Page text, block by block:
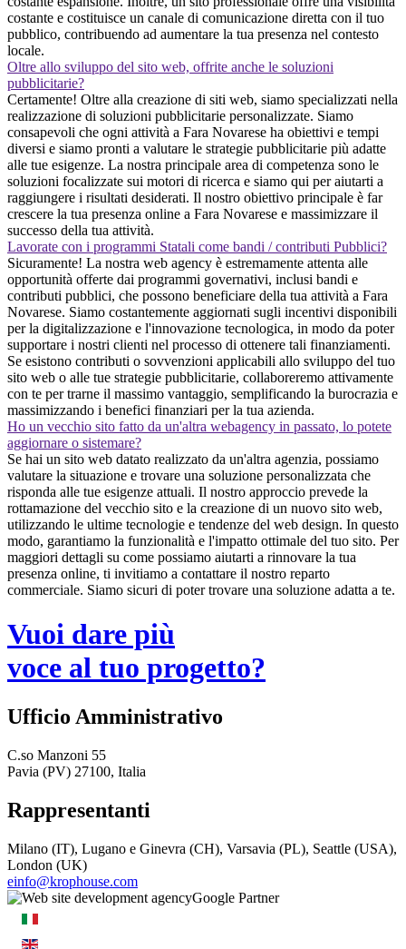
costante e costituisce un canale di comunicazione diretta con il tuo
pubblico, contribuendo ad aumentare la tua presenza nel contesto
locale.
Oltre allo sviluppo del sito web, offrite anche le soluzioni
pubblicitarie?
Certamente! Oltre alla creazione di siti web, siamo specializzati nella
realizzazione di soluzioni pubblicitarie personalizzate. Siamo
consapevoli che ogni attività a Fara Novarese ha obiettivi e tempi
diversi e siamo pronti a valutare le strategie pubblicitarie più adatte
alle tue esigenze. La nostra principale area di competenza sono le
soluzioni focalizzate sui motori di ricerca e siamo qui per aiutarti a
raggiungere i risultati desiderati. Il nostro obiettivo principale è far
crescere la tua presenza online a Fara Novarese e massimizzare il
successo della tua attività.
Lavorate con i programmi Statali come bandi / contributi Pubblici?
Sicuramente! La nostra web agency è estremamente attenta alle
opportunità offerte dai programmi governativi, inclusi bandi e
contributi pubblici, che possono beneficiare della tua attività a Fara
Novarese. Siamo costantemente aggiornati sugli incentivi disponibili
per la digitalizzazione e l'innovazione tecnologica, in modo da poter
supportare i nostri clienti nel processo di ottenere tali finanziamenti.
Se esistono contributi o sovvenzioni applicabili allo sviluppo del tuo
sito web o alle tue strategie pubblicitarie, collaboreremo attivamente
con te per trarne il massimo vantaggio, semplificando la burocrazia e
massimizzando i benefici finanziari per la tua azienda.
Ho un vecchio sito fatto da un'altra webagency in passato, lo potete
aggiornare o sistemare?
Se hai un sito web datato realizzato da un'altra agenzia, possiamo
valutare la situazione e trovare una soluzione personalizzata che
risponda alle tue esigenze attuali. Il nostro approccio prevede la
rottamazione del vecchio sito e la creazione di un nuovo sito web,
utilizzando le ultime tecnologie e tendenze del web design. In questo
modo, garantiamo la funzionalità e l'impatto ottimale del tuo sito. Per
maggiori dettagli su come possiamo aiutarti a rinnovare la tua
presenza online, ti invitiamo a contattare il nostro reparto
commerciale. Siamo sicuri di poter trovare una soluzione adatta a te.
Vuoi dare più
voce al tuo progetto?
Ufficio Amministrativo
C.so Manzoni 55
Pavia (PV) 27100, Italia
Rappresentanti
Milano (IT), Lugano e Ginevra (CH), Varsavia (PL), Seattle (USA),
London (UK)
einfo@krophouse.com